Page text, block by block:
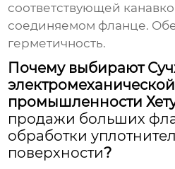
соответствующей
соединяемом фланце.
герметичность.
Почему выбирают
электромеханической
промышленности
продажи больших
обработки
поверхности?